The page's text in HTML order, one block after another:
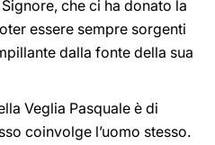
che ci ha donato la
essere sempre sorgenti
dalla fonte della sua
Veglia Pasquale è di
coinvolge l’uomo stesso.